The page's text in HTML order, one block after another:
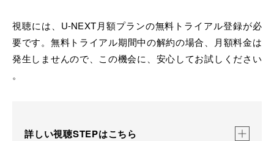
＜男子＞
・7/15(水) vs イタリア
CH1＝通常の試合配信（日本語実況・解説付き）
視聴には、U-NEXT月額プランの無料トライアル登録が必
要です。 無料トライアル期間中の解約の場合、月額料金は
発生しませんので、 この機会に、安心してお試しください
。
詳しい視聴STEPはこちら